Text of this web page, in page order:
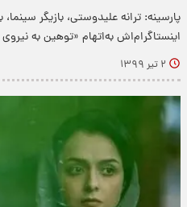
پارسینه: ترانه علیدوستی، بازیگر
اینستاگرام‌اش به‌اتهام «توهین به
۲ تیر ۱۳۹۹